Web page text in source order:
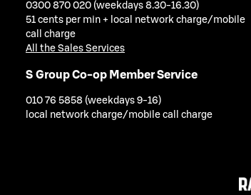
0300 870 020 (weekdays 8.30-16.30)
51 cents per min + local network charge/mobile
call charge
All the Sales Services
S Group Co-op Member Service
010 76 5858 (weekdays 9-16)
local network charge/mobile call charge